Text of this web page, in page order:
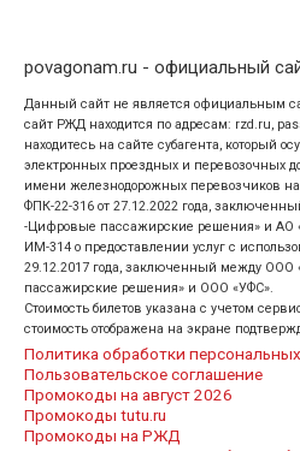
povagonam.ru - официальный
Данный сайт не является официальным
сайт РЖД находится по адресам: rzd.ru,
находитесь на сайте субагента, который
электронных проездных и перевозочных
имени железнодорожных перевозчиков
ФПК-22-316 от 27.12.2022 года,
-Цифровые пассажирские решения» и АО
ИМ-314 о предоставлении услуг с
29.12.2017 года, заключенный между
пассажирские решения» и ООО «УФС».
Стоимость билетов указана с учетом
стоимость отображена на экране
Политика обработки
Пользовательское соглашение
Промокоды на август 2026
Промокоды tutu.ru
Промокоды на РЖД